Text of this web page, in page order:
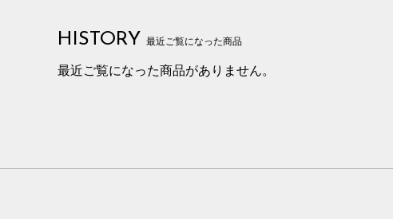
HISTORY 最近ご覧になった商品
最近ご覧になった商品がありません。